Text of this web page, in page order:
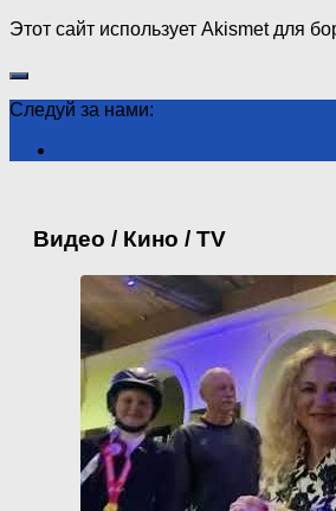
Этот сайт использует Akismet для
Следуй за нами:
Видео / Кино / TV